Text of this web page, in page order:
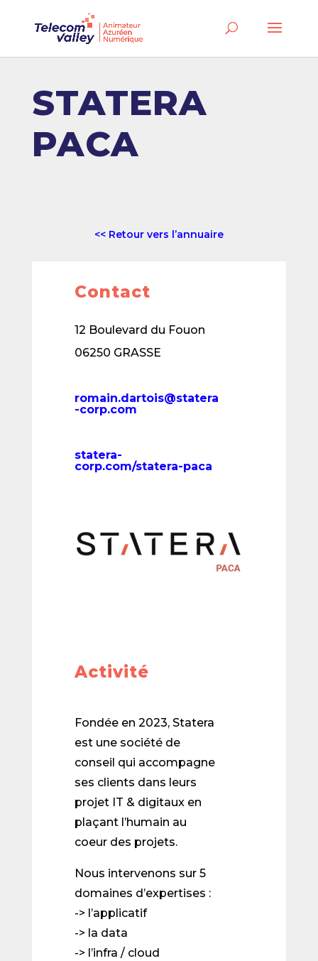
STATERA
PACA
<< Retour vers l’annuaire
Contact
12 Boulevard du Fouon
06250 GRASSE
romain.dartois@statera
-corp.com
statera-
corp.com/statera-paca
Activité
Fondée en 2023, Statera
est une société de
conseil qui accompagne
ses clients dans leurs
projet IT & digitaux en
plaçant l’humain au
coeur des projets.
Nous intervenons sur 5
domaines d’expertises :
-> l’applicatif
-> la data
-> l’infra / cloud